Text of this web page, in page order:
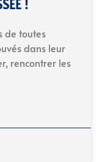
!
de toutes
dans leur
rencontrer les